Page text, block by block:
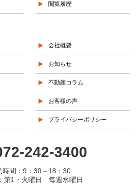
閲覧履歴
会社概要
お知らせ
不動産コラム
お客様の声
プライバシーポリシー
242-3400
時間：9：30～18：30
第1・火曜日 毎週水曜日